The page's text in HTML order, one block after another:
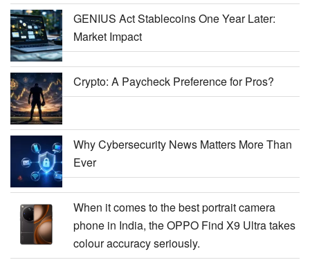
GENIUS Act Stablecoins One Year Later:
Market Impact
Crypto: A Paycheck Preference for Pros?
Why Cybersecurity News Matters More Than
Ever
When it comes to the best portrait camera
phone in India, the OPPO Find X9 Ultra takes
colour accuracy seriously.